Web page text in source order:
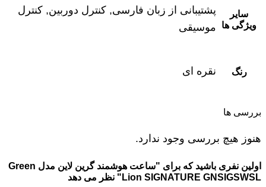
سایر
ویژگی ها
پشتیبانی از زبان فارسی, کنترل دوربین, کنترل
موسیقی
رنگ نقره ای
بررسی ها
هنوز هیچ بررسی وجود ندارد.
اولین نفری باشید که برای "ساعت هوشمند گرین لاین مدل Green
Lion SIGNATURE GNSIGSWSL" نظر می دهد